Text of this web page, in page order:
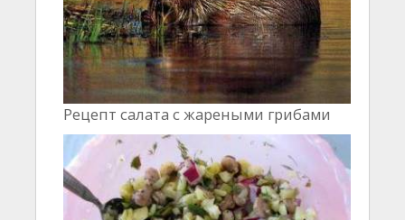
Рецепт салата с жареными грибами